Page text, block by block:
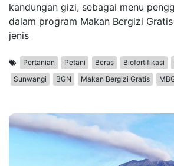
kandungan gizi, sebagai menu
dalam program Makan Bergizi
jenis
Pertanian Petani Beras Biofortifikasi
Sunwangi
BGN Makan Bergizi Gratis